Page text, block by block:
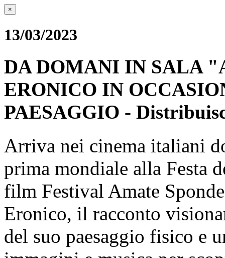
×
13/03/2023
DA DOMANI IN SALA
ERONICO IN
PAESAGGIO -
Arriva nei cinema italiani
prima mondiale alla Festa
film Festival Amate
Eronico, il racconto
del suo paesaggio fisico e